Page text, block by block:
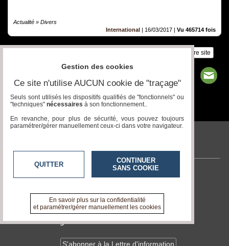
Actualité » Divers
International | 16/03/2017 | Vu 465714 fois
Insérez sur votre site
veitech.com
Contactez-nous
A propos de veitech.com
Devenir délégué
S'abonner à la Lettre d'information
Gestion des cookies
Ce site n'utilise AUCUN cookie de "traçage"
Seuls sont utilisés les dispositifs qualifiés de "fonctionnels" ou
"techniques" nécessaires à son fonctionnement..
En revanche, pour plus de sécurité, vous pouvez toujours
paramétrer/gérer manuellement ceux-ci dans votre navigateur.
QUITTER
CONTINUER
SANS COOKIE
En savoir plus sur la confidentialité
et paramétrer/gérer manuellement les cookies